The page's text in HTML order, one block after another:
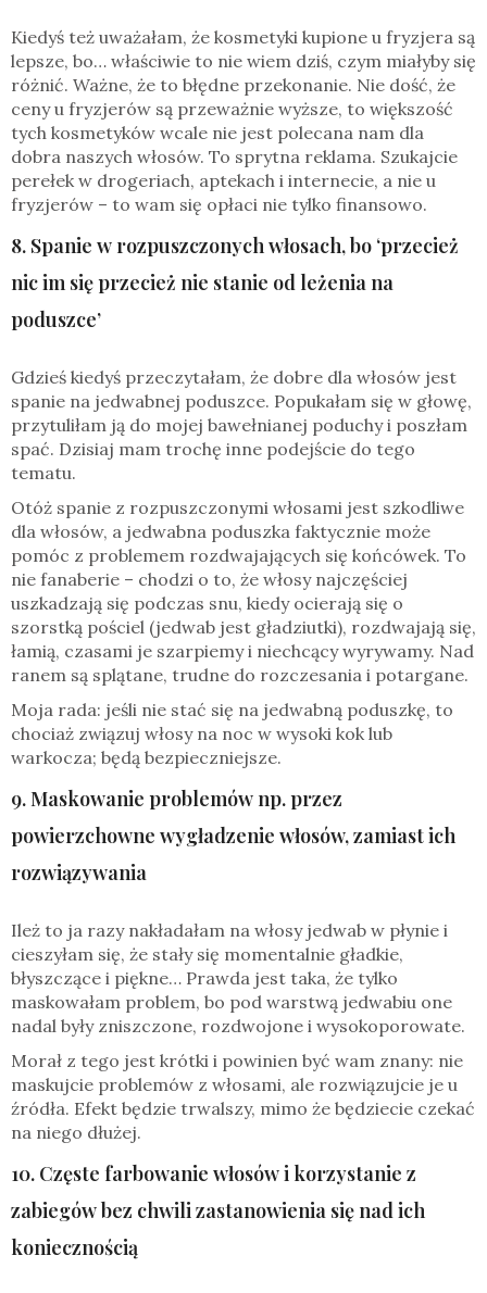
Kiedyś też uważałam, że kosmetyki kupione u fryzjera są
lepsze, bo… właściwie to nie wiem dziś, czym miałyby się
różnić. Ważne, że to błędne przekonanie. Nie dość, że
ceny u fryzjerów są przeważnie wyższe, to większość
tych kosmetyków wcale nie jest polecana nam dla
dobra naszych włosów. To sprytna reklama. Szukajcie
perełek w drogeriach, aptekach i internecie, a nie u
fryzjerów – to wam się opłaci nie tylko finansowo.
8. Spanie w rozpuszczonych włosach, bo ‘przecież
nic im się przecież nie stanie od leżenia na
poduszce’
Gdzieś kiedyś przeczytałam, że dobre dla włosów jest
spanie na jedwabnej poduszce. Popukałam się w głowę,
przytuliłam ją do mojej bawełnianej poduchy i poszłam
spać. Dzisiaj mam trochę inne podejście do tego
tematu.
Otóż spanie z rozpuszczonymi włosami jest szkodliwe
dla włosów, a jedwabna poduszka faktycznie może
pomóc z problemem rozdwajających się końcówek. To
nie fanaberie – chodzi o to, że włosy najczęściej
uszkadzają się podczas snu, kiedy ocierają się o
szorstką pościel (jedwab jest gładziutki), rozdwajają się,
łamią, czasami je szarpiemy i niechcący wyrywamy. Nad
ranem są splątane, trudne do rozczesania i potargane.
Moja rada: jeśli nie stać się na jedwabną poduszkę, to
chociaż związuj włosy na noc w wysoki kok lub
warkocza; będą bezpieczniejsze.
9. Maskowanie problemów np. przez
powierzchowne wygładzenie włosów, zamiast ich
rozwiązywania
Ileż to ja razy nakładałam na włosy jedwab w płynie i
cieszyłam się, że stały się momentalnie gładkie,
błyszczące i piękne… Prawda jest taka, że tylko
maskowałam problem, bo pod warstwą jedwabiu one
nadal były zniszczone, rozdwojone i wysokoporowate.
Morał z tego jest krótki i powinien być wam znany: nie
maskujcie problemów z włosami, ale rozwiązujcie je u
źródła. Efekt będzie trwalszy, mimo że będziecie czekać
na niego dłużej.
10. Częste farbowanie włosów i korzystanie z
zabiegów bez chwili zastanowienia się nad ich
koniecznością